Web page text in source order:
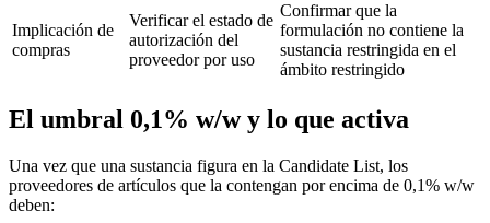
Implicación de
compras
Verificar el estado de
autorización del
proveedor por uso
Confirmar que la
formulación no contiene la
sustancia restringida en el
ámbito restringido
El umbral 0,1% w/w y lo que activa
Una vez que una sustancia figura en la Candidate List, los
proveedores de artículos que la contengan por encima de 0,1% w/w
deben: